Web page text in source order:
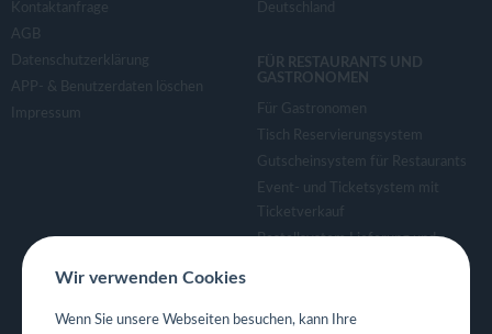
Kontaktanfrage
AGB
Datenschutzerklärung
APP- & Benutzerdaten löschen
Impressum
Deutschland
FÜR RESTAURANTS UND
GASTRONOMEN
Für Gastronomen
Tisch Reservierungsystem
Gutscheinsystem für Restaurants
Event- und Ticketsystem mit
Ticketverkauf
Bestellsystem Lieferung und
Eigene App für Restaurant
Wir verwenden Cookies
Wenn Sie unsere Webseiten besuchen, kann Ihre